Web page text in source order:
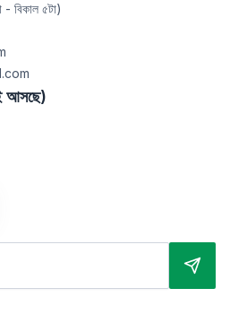
- বিকাল ৫টা)
আসছে)